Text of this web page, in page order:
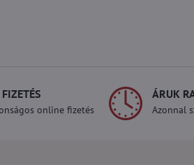
online fizetés
ÁRUK
Azonnal